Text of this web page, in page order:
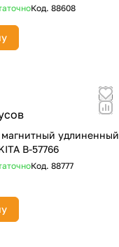
Код. 88608
удлиненный
B-57766
Код. 88777